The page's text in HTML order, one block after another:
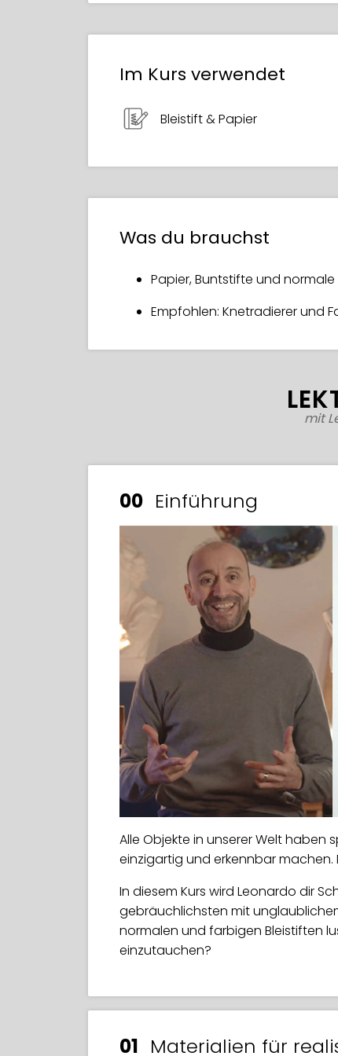
Im Kurs verwendet
Bleistift & Papier
Was du brauchst
Papier, Buntstifte und normale
Empfohlen: Knetradierer und
mit
00 Einführung
Alle Objekte in unserer Welt haben
einzigartig und erkennbar machen.
In diesem Kurs wird Leonardo dir
gebräuchlichsten mit
normalen und farbigen Bleistiften
einzutauchen?
01 Materialien für